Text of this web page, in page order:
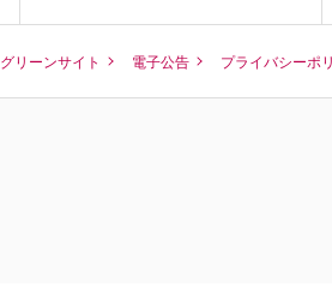
グリーンサイト 電子公告 プライバシーポ